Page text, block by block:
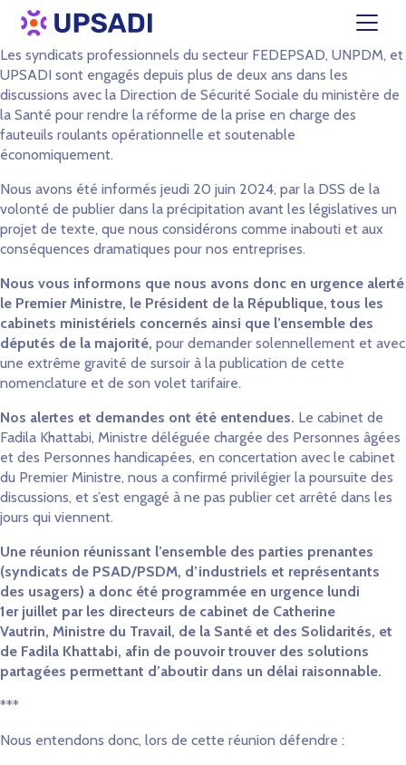
Les syndicats professionnels du secteur FEDEPSAD, UNPDM, et
UPSADI sont engagés depuis plus de deux ans dans les
discussions avec la Direction de Sécurité Sociale du ministère de
la Santé pour rendre la réforme de la prise en charge des
fauteuils roulants opérationnelle et soutenable
économiquement.
Nous avons été informés jeudi 20 juin 2024, par la DSS de la
volonté de publier dans la précipitation avant les législatives un
projet de texte, que nous considérons comme inabouti et aux
conséquences dramatiques pour nos entreprises.
Nous vous informons que nous avons donc en urgence alerté
le Premier Ministre, le Président de la République, tous les
cabinets ministériels concernés ainsi que l’ensemble des
députés de la majorité, pour demander solennellement et avec
une extrême gravité de sursoir à la publication de cette
nomenclature et de son volet tarifaire.
Nos alertes et demandes ont été entendues. Le cabinet de
Fadila Khattabi, Ministre déléguée chargée des Personnes âgées
et des Personnes handicapées, en concertation avec le cabinet
du Premier Ministre, nous a confirmé privilégier la poursuite des
discussions, et s’est engagé à ne pas publier cet arrêté dans les
jours qui viennent.
Une réunion réunissant l’ensemble des parties prenantes
(syndicats de PSAD/PSDM, d’industriels et représentants
des usagers) a donc été programmée en urgence lundi
1er juillet par les directeurs de cabinet de Catherine
Vautrin, Ministre du Travail, de la Santé et des Solidarités, et
de Fadila Khattabi, afin de pouvoir trouver des solutions
partagées permettant d’aboutir dans un délai raisonnable.
***
Nous entendons donc, lors de cette réunion défendre :